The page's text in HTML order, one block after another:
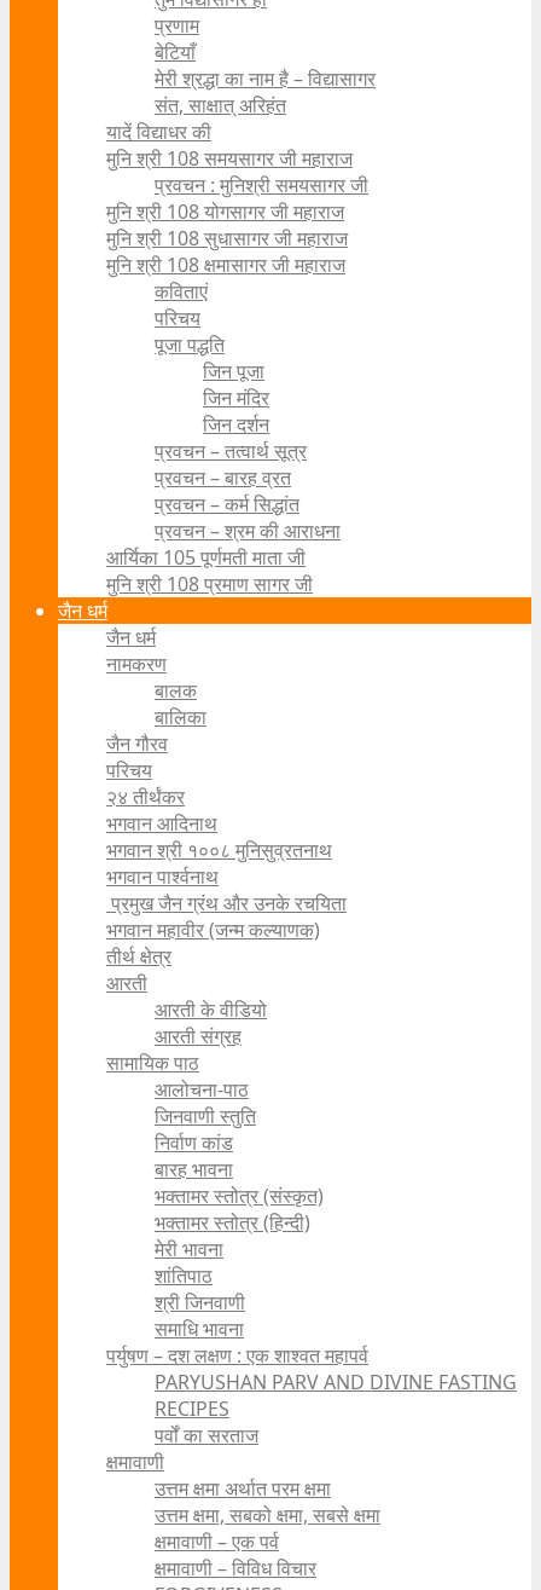
प्रणाम
बेटियाँ
मेरी श्रद्धा का नाम है – विद्यासागर
संत, साक्षात् अरिहंत
यादें विद्याधर की
मुनि श्री 108 समयसागर जी महाराज
प्रवचन : मुनिश्री समयसागर जी
मुनि श्री 108 योगसागर जी महाराज
मुनि श्री 108 सुधासागर जी महाराज
मुनि श्री 108 क्षमासागर जी महाराज
कविताएं
परिचय
पूजा पद्धति
जिन पूजा
जिन मंदिर
जिन दर्शन
प्रवचन – तत्वार्थ सूत्र
प्रवचन – बारह व्रत
प्रवचन – कर्म सिद्धांत
प्रवचन – श्रम की आराधना
आर्यिका 105 पूर्णमती माता जी
मुनि श्री 108 प्रमाण सागर जी
जैन धर्म
जैन धर्म
नामकरण
बालक
बालिका
जैन गौरव
परिचय
२४ तीर्थंकर
भगवान आदिनाथ
भगवान श्री १००८ मुनिसुव्रतनाथ
भगवान पार्श्वनाथ
प्रमुख जैन ग्रंथ और उनके रचयिता
भगवान महावीर (जन्म कल्याणक)
तीर्थ क्षेत्र
आरती
आरती के वीडियो
आरती संग्रह
सामायिक पाठ
आलोचना-पाठ
जिनवाणी स्तुति
निर्वाण कांड
बारह भावना
भक्तामर स्तोत्र (संस्कृत)
भक्तामर स्तोत्र (हिन्दी)
मेरी भावना
शांतिपाठ
श्री जिनवाणी
समाधि भावना
पर्युषण – दश लक्षण : एक शाश्वत महापर्व
PARYUSHAN PARV AND DIVINE FASTING
RECIPES
पर्वों का सरताज
क्षमावाणी
उत्तम क्षमा अर्थात परम क्षमा
उत्तम क्षमा, सबको क्षमा, सबसे क्षमा
क्षमावाणी – एक पर्व
क्षमावाणी – विविध विचार